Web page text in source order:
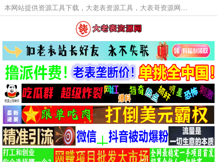
本网站提供资源工具下载，大老表资源工具，大表哥资源网软件工具，大老表资源下载，活动线报福利资源分享,活动线报，大型网游经典游戏，网络热门技术游戏辅助交流与分享。